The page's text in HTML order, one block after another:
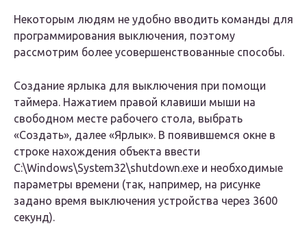
Некоторым людям не удобно вводить команды для
программирования выключения, поэтому
рассмотрим более усовершенствованные способы.
Создание ярлыка для выключения при помощи
таймера. Нажатием правой клавиши мыши на
свободном месте рабочего стола, выбрать
«Создать», далее «Ярлык». В появившемся окне в
строке нахождения объекта ввести
C:\Windows\System32\shutdown.exe и необходимые
параметры времени (так, например, на рисунке
задано время выключения устройства через 3600
секунд).